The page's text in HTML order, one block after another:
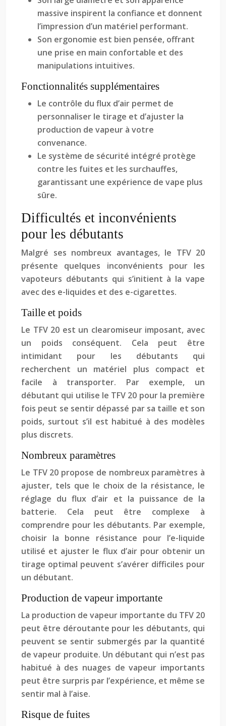
massive inspirent la confiance et donnent
l’impression d’un matériel performant.
Son ergonomie est bien pensée, offrant
une prise en main confortable et des
manipulations intuitives.
Fonctionnalités supplémentaires
Le contrôle du flux d’air permet de
personnaliser le tirage et d’ajuster la
production de vapeur à votre
convenance.
Le système de sécurité intégré protège
contre les fuites et les surchauffes,
garantissant une expérience de vape plus
sûre.
Difficultés et inconvénients
pour les débutants
Malgré ses nombreux avantages, le TFV 20
présente quelques inconvénients pour les
vapoteurs débutants qui s’initient à la vape
avec des e-liquides et des e-cigarettes.
Taille et poids
Le TFV 20 est un clearomiseur imposant, avec
un poids conséquent. Cela peut être
intimidant pour les débutants qui
recherchent un matériel plus compact et
facile à transporter. Par exemple, un
débutant qui utilise le TFV 20 pour la première
fois peut se sentir dépassé par sa taille et son
poids, surtout s’il est habitué à des modèles
plus discrets.
Nombreux paramètres
Le TFV 20 propose de nombreux paramètres à
ajuster, tels que le choix de la résistance, le
réglage du flux d’air et la puissance de la
batterie. Cela peut être complexe à
comprendre pour les débutants. Par exemple,
choisir la bonne résistance pour l’e-liquide
utilisé et ajuster le flux d’air pour obtenir un
tirage optimal peuvent s’avérer difficiles pour
un débutant.
Production de vapeur importante
La production de vapeur importante du TFV 20
peut être déroutante pour les débutants, qui
peuvent se sentir submergés par la quantité
de vapeur produite. Un débutant qui n’est pas
habitué à des nuages de vapeur importants
peut être surpris par l’expérience, et même se
sentir mal à l’aise.
Risque de fuites